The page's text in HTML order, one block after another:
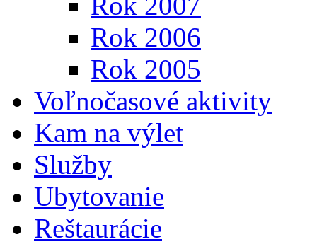
Rok 2006
Rok 2005
Voľnočasové aktivity
Kam na výlet
Služby
Ubytovanie
Reštaurácie